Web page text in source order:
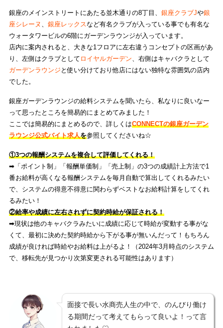
銀座のメインストリートにあたる並木通りの8丁目、 銀座クラブJや銀
座シレーヌ 、 銀座レックスなど有名クラブが入っている事でも有名な
ウォータワービルの6階にガーデンラウンジが入っています。
店内に案内されると、大きな1フロアに左右違うコンセプトの区画があ
り、左側はクラブとして ロイヤルガーデン、右側はキャバクラとして
ガーデンラウンジ と使い分けており他店にはない独特な雰囲気の店内
でした。
銀座ガーデンラウンジの給料システムを聞いたら、私なりに良いなー
って思ったところを簡易的にまとめてみました！
ここでは簡易的にまとめるので、詳しくはCONNECTの銀座ガーデン
ラウンジ公式バイト求人を参照してくださいね☆
①3つの報酬システムを複合して評価してくれる！
➡︎「ポイント制」「報酬単価制」「売上制」の3つの成績計上方法で1
番お給料が高くなる報酬システムを毎月自動で算出してくれるみたい
で、システムの得意不得意に関わらずベストなお給料計算をしてくれ
るみたい！
②給率や成績に左右されずに契約時給が保証される！
➡︎現状は他のキャバクラみたいに成績に応じて時給が変動する事がな
くて、最初に決めた契約時給から下がる事が無いんだって！もちろん
成績が良ければ時給やお給料は上がるよ！（2024年3月時点のシステム
で、移転先が見つかり次第変更される可能性はあります）
面接で長い水商売人生の中で、のんびり働け
る期間だって考えてもらって良いよ！って言